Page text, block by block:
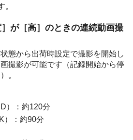
。
が［高］ のときの連続動画撮
態から出荷時設定で撮影を開始し
撮影が可能です（記録開始から停
。
）：約120分
）：約90分